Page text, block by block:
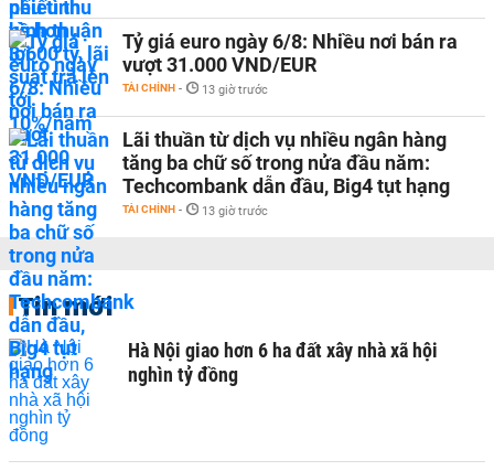
Tỷ giá euro ngày 6/8: Nhiều nơi bán ra
vượt 31.000 VND/EUR
TÀI CHÍNH - 13 giờ trước
Lãi thuần từ dịch vụ nhiều ngân hàng
tăng ba chữ số trong nửa đầu năm:
Techcombank dẫn đầu, Big4 tụt hạng
TÀI CHÍNH - 13 giờ trước
Tin mới
Hà Nội giao hơn 6 ha đất xây nhà xã hội
nghìn tỷ đồng